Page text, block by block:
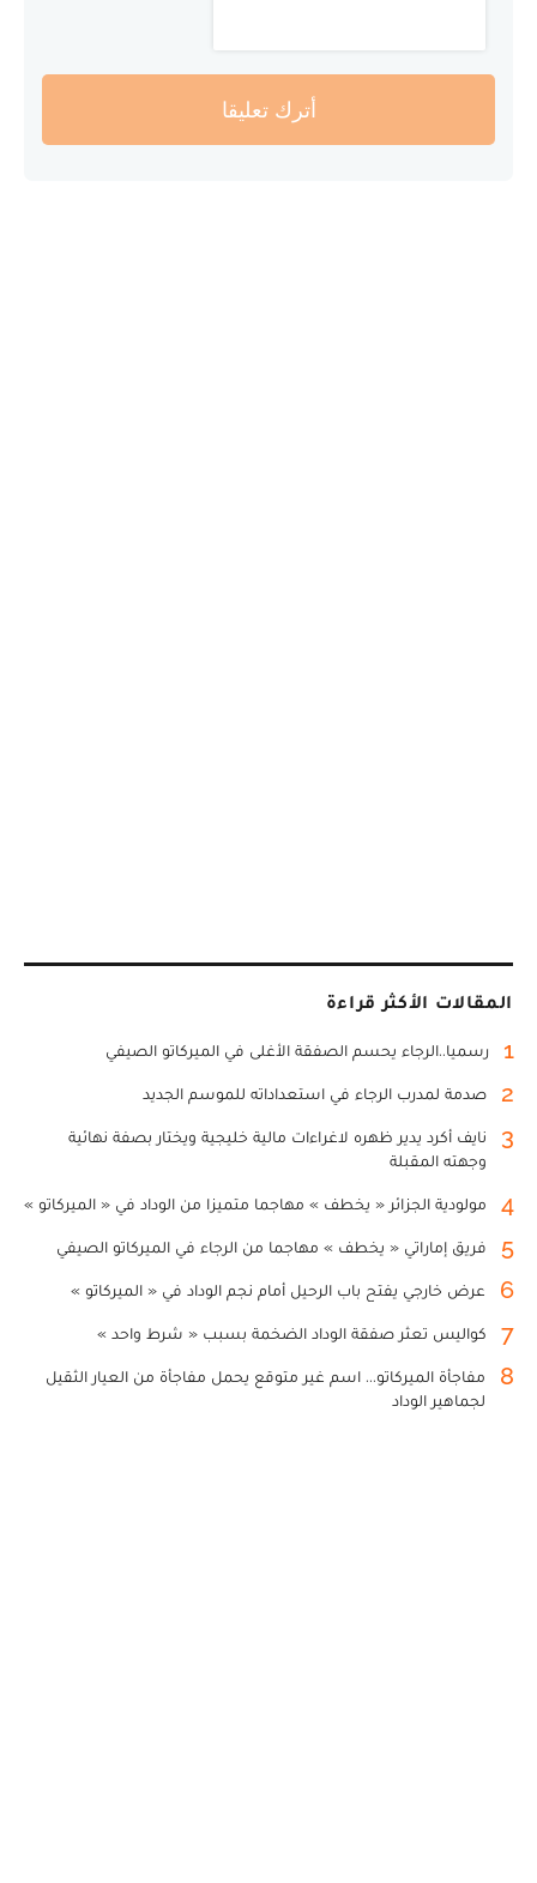
أترك تعليقا
المقالات الأكثر قراءة
1 رسميا..الرجاء يحسم الصفقة الأغلى في الميركاتو الصيفي
2 صدمة لمدرب الرجاء في استعداداته للموسم الجديد
3
نايف أكرد يدير ظهره لاغراءات مالية خليجية ويختار بصفة نهائية
وجهته المقبلة
4 مولودية الجزائر « يخطف » مهاجما متميزا من الوداد في « الميركاتو »
5 فريق إماراتي « يخطف » مهاجما من الرجاء في الميركاتو الصيفي
6 عرض خارجي يفتح باب الرحيل أمام نجم الوداد في « الميركاتو »
7 كواليس تعثر صفقة الوداد الضخمة بسبب « شرط واحد »
8
مفاجأة الميركاتو... اسم غير متوقع يحمل مفاجأة من العيار الثقيل
لجماهير الوداد